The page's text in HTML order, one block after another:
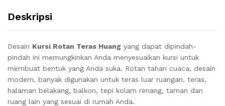
Deskripsi
Desain Kursi Rotan Teras Huang yang dapat dipindah-
pindah ini memungkinkan Anda menyesuaikan kursi untuk
membuat bentuk yang Anda suka. Rotan tahan cuaca, desain
modern, banyak digunakan untuk teras luar ruangan, teras,
halaman belakang, balkon, tepi kolam renang, taman dan
ruang lain yang sesuai di rumah Anda.